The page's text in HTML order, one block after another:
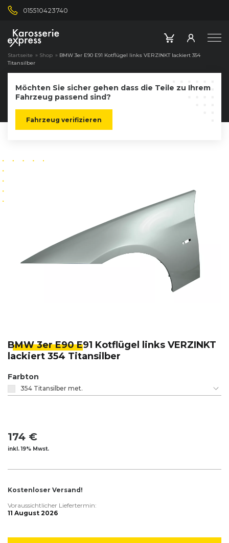
015510423740
Startseite » Shop » BMW 3er E90 E91 Kotflügel links VERZINKT lackiert 354
Titansilber
Möchten Sie sicher gehen dass die Teile zu Ihrem
Fahrzeug passend sind?
Fahrzeug verifizieren
BMW 3er E90 E91 Kotflügel links VERZINKT
lackiert 354 Titansilber
Farbton
354 Titansilber met.
174 €
inkl. 19% Mwst.
Kostenloser Versand!
Voraussichtlicher Liefertermin:
11 August 2026